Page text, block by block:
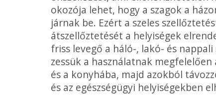
okozója lehet, hogy a sza­gok a
járnak be. Ezért a szeles
átszellőztetését a helyiségek
friss levegő a háló-, lakó- és
zessük a használatnak
és a konyhába, majd azokból
és az egészségügyi helyiségekben